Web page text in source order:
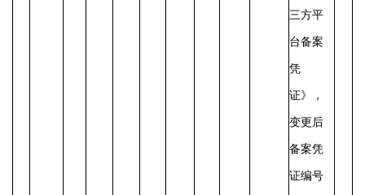
三方平
台备案
凭
证》，
变更后
备案凭
证编号